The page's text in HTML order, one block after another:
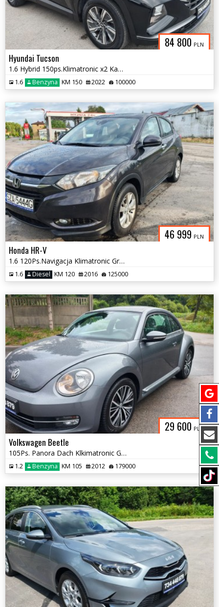
84 800 PLN
Hyundai Tucson
1.6 Hybrid 150ps.Klimatronic x2 Kamera Cofania 2022
1.6 Benzyna KM 150 2022 100000
46 999 PLN
Honda HR-V
1.6 120Ps.Navigacja Klimatronic Grzane Fotele 2016
1.6 Diesel KM 120 2016 125000
29 600 PLN
Volkswagen Beetle
105Ps. Panora Dach Klkimatronic Grzane Fotele 2012
1.2 Benzyna KM 105 2012 179000